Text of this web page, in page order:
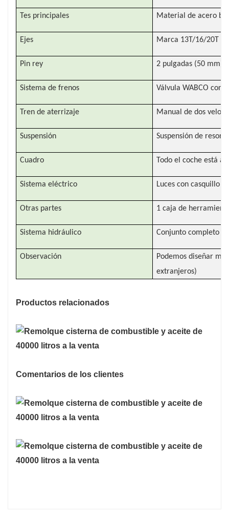
Tes principales Material de acero
Ejes Marca 13T/16/20T
Pin rey 2 pulgadas (50 mm)
Sistema de frenos Válvula WABCO con
Tren de aterrizaje Manual de dos
Suspensión Suspensión de
Cuadro Todo el coche está
Sistema eléctrico Luces con casquillo
Otras partes 1 caja de
Sistema hidráulico Conjunto completo
Observación
Podemos diseñar
extranjeros)
Productos relacionados
Comentarios de los clientes